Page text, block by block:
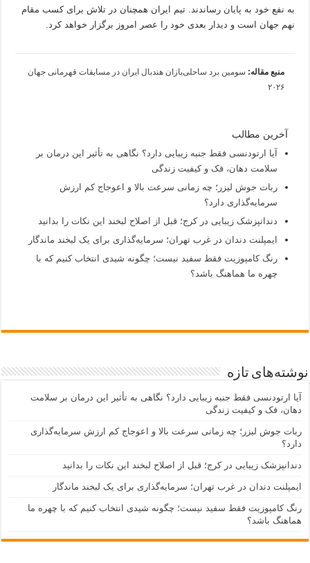
به نفع خود به پایان رساندند. تیم ایران همچنان در تلاش برای کسب مقام
نهم جهان است و دیدار بعدی خود را عصر امروز برگزار خواهد کرد.
منبع مقاله: سومین برد ساحلی‌بازان هندبال ایران در مسابقات قهرمانی جهان
۲۰۲۶
آخرین مطالب
آیا ارتودنسی فقط جنبه زیبایی دارد؟ نگاهی به تأثیر این درمان بر
سلامت دهان، فک و کیفیت زندگی
ربات جوش لیزر؛ چه زمانی سرعت بالا و اعوجاج کم ارزش
سرمایه‌گذاری دارد؟
دندانپزشک زیبایی در کرج؛ قبل از اصلاح لبخند این نکات را بدانید
ایمپلنت دندان در غرب تهران؛ سرمایه‌گذاری برای یک لبخند ماندگار
رنگ کامپوزیت فقط سفید نیست؛ چگونه شیدی انتخاب کنیم که با
چهره ما هماهنگ باشد؟
نوشته‌های تازه
آیا ارتودنسی فقط جنبه زیبایی دارد؟ نگاهی به تأثیر این درمان بر سلامت
دهان، فک و کیفیت زندگی
ربات جوش لیزر؛ چه زمانی سرعت بالا و اعوجاج کم ارزش سرمایه‌گذاری
دارد؟
دندانپزشک زیبایی در کرج؛ قبل از اصلاح لبخند این نکات را بدانید
ایمپلنت دندان در غرب تهران؛ سرمایه‌گذاری برای یک لبخند ماندگار
رنگ کامپوزیت فقط سفید نیست؛ چگونه شیدی انتخاب کنیم که با چهره ما
هماهنگ باشد؟